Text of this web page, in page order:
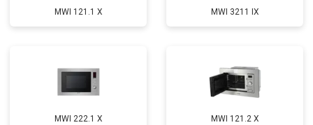
MWI 121.1 X MWI 3211 IX
MWI 222.1 X MWI 121.2 X